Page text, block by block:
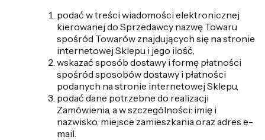
podać w treści wiadomości elektronicznej
kierowanej do Sprzedawcy nazwę Towaru
spośród Towarów znajdujących się na stronie
internetowej Sklepu i jego ilość,
wskazać sposób dostawy i formę płatności
spośród sposobów dostawy i płatności
podanych na stronie internetowej Sklepu,
podać dane potrzebne do realizacji
Zamówienia, a w szczególności: imię i
nazwisko, miejsce zamieszkania oraz adres e-
mail.